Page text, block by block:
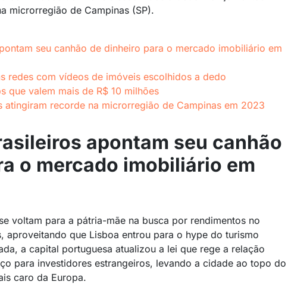
microrregião de Campinas (SP).
seu canhão de dinheiro para o mercado imobiliário em
redes com vídeos de imóveis escolhidos a dedo
que valem mais de R$ 10 milhões
atingiram recorde na microrregião de Campinas em 2023
apontam seu canhão
o mercado imobiliário em
voltam para a pátria-mãe na busca por rendimentos no
aproveitando que Lisboa entrou para o hype do turismo
a capital portuguesa atualizou a lei que rege a relação
para investidores estrangeiros, levando a cidade ao topo do
caro da Europa.